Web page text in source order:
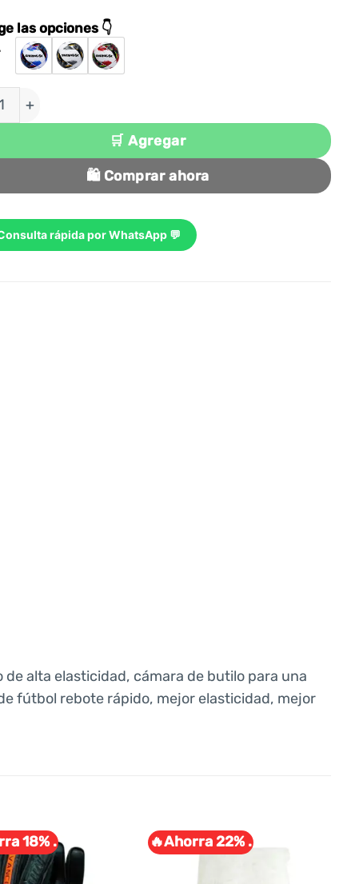
las opciones 👇
PARA FÚTBOL TALLA #5 PU JAPONÉS COSIDO
🛒 Agregar
🛍️ Comprar ahora
rápida por WhatsApp 💬
alta elasticidad, cámara de butilo para una
fútbol rebote rápido, mejor elasticidad, mejor
18% . 🔥Ahorra 22% .